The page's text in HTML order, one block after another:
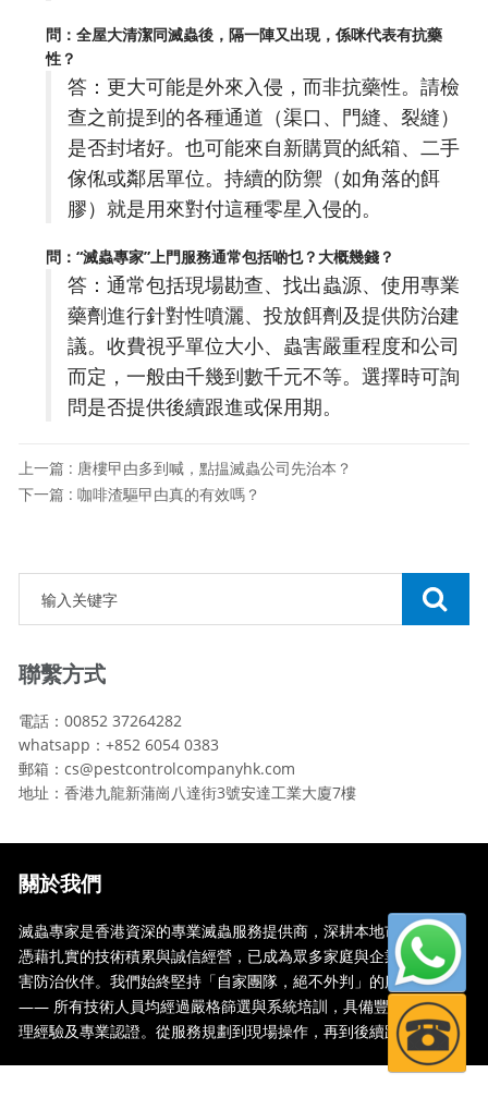
問：全屋大清潔同滅蟲後，隔一陣又出現，係咪代表有抗藥
性？
答：更大可能是外來入侵，而非抗藥性。請檢
查之前提到的各種通道（渠口、門縫、裂縫）
是否封堵好。也可能來自新購買的紙箱、二手
傢俬或鄰居單位。持續的防禦（如角落的餌
膠）就是用來對付這種零星入侵的。
問：“滅蟲專家”上門服務通常包括啲乜？大概幾錢？
答：通常包括現場勘查、找出蟲源、使用專業
藥劑進行針對性噴灑、投放餌劑及提供防治建
議。收費視乎單位大小、蟲害嚴重程度和公司
而定，一般由千幾到數千元不等。選擇時可詢
問是否提供後續跟進或保用期。
上一篇 : 唐樓曱甴多到喊，點揾滅蟲公司先治本？
下一篇 : 咖啡渣驅曱甴真的有效嗎？
聯繫方式
電話：00852 37264282
whatsapp：+852 6054 0383
郵箱：cs@pestcontrolcompanyhk.com
地址：香港九龍新蒲崗八達街3號安達工業大廈7樓
關於我們
滅蟲專家是香港資深的專業滅蟲服務提供商，深耕本地市場多年，
憑藉扎實的技術積累與誠信經營，已成為眾多家庭與企業信賴的蟲
害防治伙伴。我們始終堅持「自家團隊，絕不外判」的服務承諾
—— 所有技術人員均經過嚴格篩選與系統培訓，具備豐富的現場處
理經驗及專業認證。從服務規劃到現場操作，再到後續跟蹤，全...